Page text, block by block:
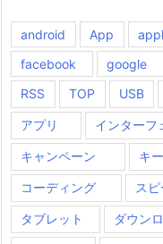
android App
facebook
google
RSS
TOP USB
アプリ インターフ
キャンペーン キ
コーディング ス
タブレット ダウン